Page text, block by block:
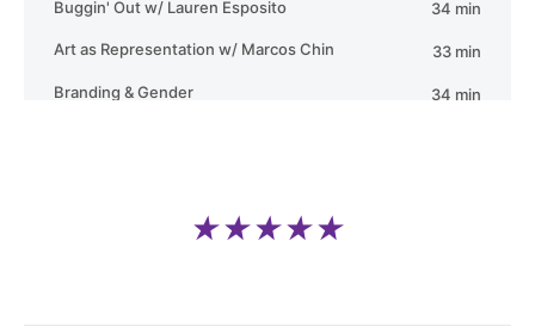
★★★★★